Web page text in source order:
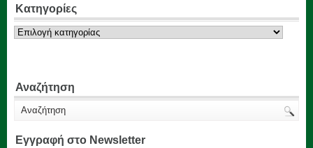
Κατηγορίες
Κατηγορίες
Αναζήτηση
Εγγραφή στο Newsletter